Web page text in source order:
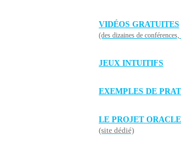
VIDÉOS GRATUITES
(des dizaines de
JEUX INTUITIFS
EXEMPLES DE
LE PROJET ORACLE
(site dédié)